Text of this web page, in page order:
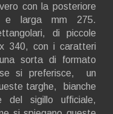
con la posteriore
larga mm 275.
di piccole
x 340, con i caratteri
sorta di formato
si preferisce, un
targhe, bianche
del sigillo ufficiale,